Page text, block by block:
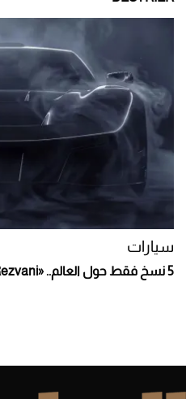
سيارات
5 نسخ فقط حول العالم.. «Rezvani» تطلق «بيست إكس»